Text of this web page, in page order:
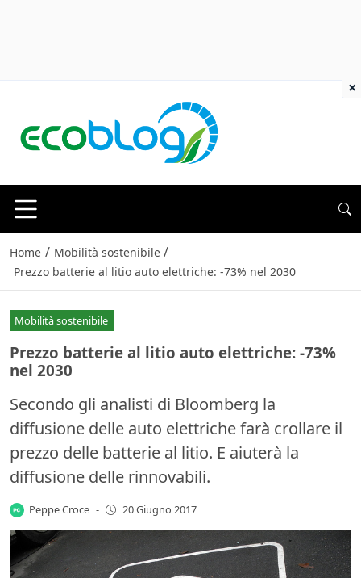
Home / Mobilità sostenibile /
Prezzo batterie al litio auto elettriche: -73% nel 2030
Mobilità sostenibile
Prezzo batterie al litio auto elettriche: -73%
nel 2030
Secondo gli analisti di Bloomberg la
diffusione delle auto elettriche farà crollare il
prezzo delle batterie al litio. E aiuterà la
diffusione delle rinnovabili.
Peppe Croce - 20 Giugno 2017
×